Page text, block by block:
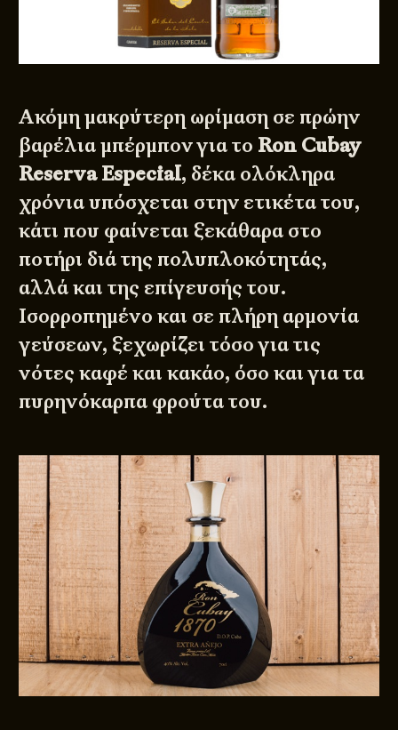
Ακόμη μακρύτερη ωρίμαση σε πρώην
βαρέλια μπέρμπον για το Ron Cubay
Reserva Especial, δέκα ολόκληρα
χρόνια υπόσχεται στην ετικέτα του,
κάτι που φαίνεται ξεκάθαρα στο
ποτήρι διά της πολυπλοκότητάς,
αλλά και της επίγευσής του.
Ισορροπημένο και σε πλήρη αρμονία
γεύσεων, ξεχωρίζει τόσο για τις
νότες καφέ και κακάο, όσο και για τα
πυρηνόκαρπα φρούτα του.